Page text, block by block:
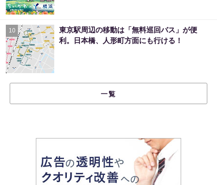
10
東京駅周辺の移動は「無料巡回バス」が便
利。日本橋、人形町方面にも行ける！
一覧